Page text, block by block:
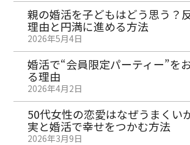
親の婚活を子どもはどう思う？
理由と円満に進める方法
2026年5月4日
婚活で“会員限定パーティー”を
る理由
2026年4月2日
50代女性の恋愛はなぜうまくい
実と婚活で幸せをつかむ方法
2026年3月9日